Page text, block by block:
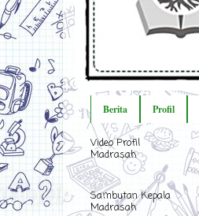
Berita Profil
Video Profil
Madrasah
Sambutan Kepala
Madrasah